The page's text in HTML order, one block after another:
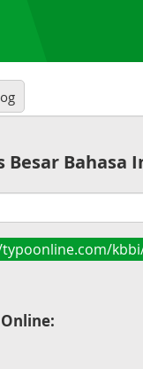
Bahasa